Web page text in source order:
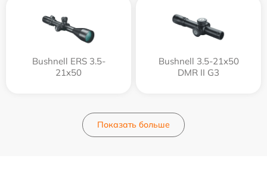
Bushnell ERS 3.5-
21x50
Bushnell 3.5-21x50
DMR II G3
Показать больше